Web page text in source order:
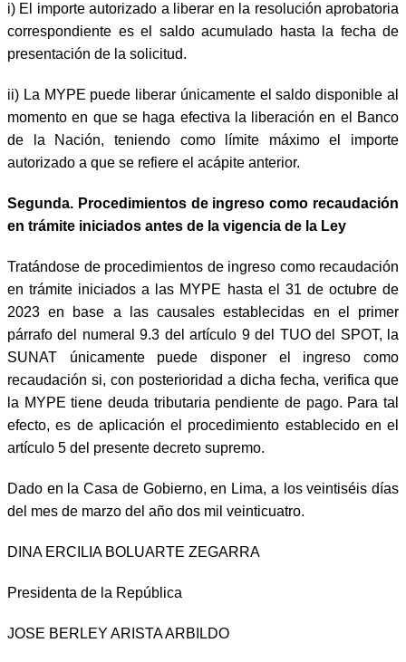
i) El importe autorizado a liberar en la resolución aprobatoria
correspondiente es el saldo acumulado hasta la fecha de
presentación de la solicitud.
ii) La MYPE puede liberar únicamente el saldo disponible al
momento en que se haga efectiva la liberación en el Banco
de la Nación, teniendo como límite máximo el importe
autorizado a que se refiere el acápite anterior.
Segunda. Procedimientos de ingreso como recaudación
en trámite iniciados antes de la vigencia de la Ley
Tratándose de procedimientos de ingreso como recaudación
en trámite iniciados a las MYPE hasta el 31 de octubre de
2023 en base a las causales establecidas en el primer
párrafo del numeral 9.3 del artículo 9 del TUO del SPOT, la
SUNAT únicamente puede disponer el ingreso como
recaudación si, con posterioridad a dicha fecha, verifica que
la MYPE tiene deuda tributaria pendiente de pago. Para tal
efecto, es de aplicación el procedimiento establecido en el
artículo 5 del presente decreto supremo.
Dado en la Casa de Gobierno, en Lima, a los veintiséis días
del mes de marzo del año dos mil veinticuatro.
DINA ERCILIA BOLUARTE ZEGARRA
Presidenta de la República
JOSE BERLEY ARISTA ARBILDO